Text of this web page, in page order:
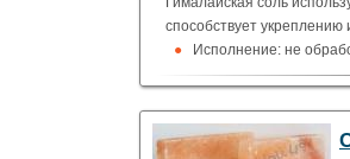
способствует
Исполнение: не